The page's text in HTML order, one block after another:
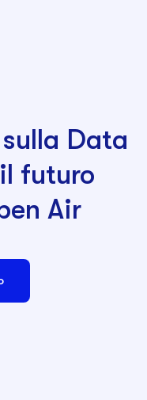
sulla Data
futuro
Air